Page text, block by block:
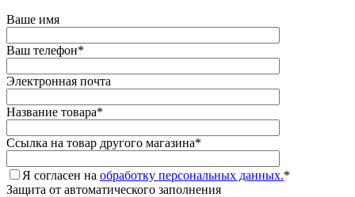
Ваше имя
Ваш телефон*
Электронная почта
Название товара*
Ссылка на товар другого магазина*
Я согласен на обработку персональных данных.*
Защита от автоматического заполнения